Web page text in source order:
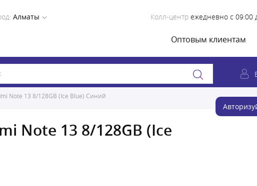
Алматы Колл-центр ежедневно с 09:00
Оптовым клиентам
Note 13 8/128GB (Ice Blue) Синий
Note 13 8/128GB (Ice